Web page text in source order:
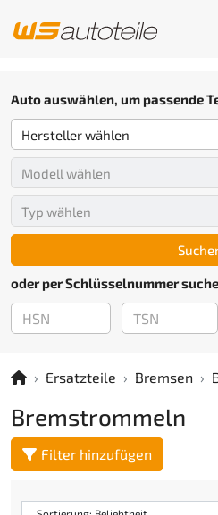
Auto auswählen, um passende
oder per Schlüsselnummer
Ersatzteile Bremsen
Bremstrommeln
Filter hinzufügen